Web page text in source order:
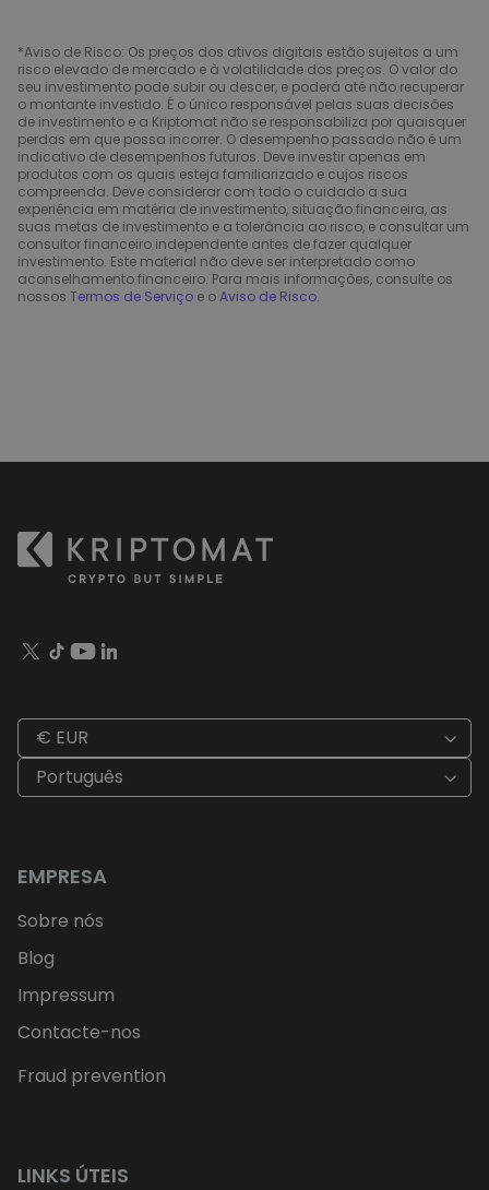
*Aviso de Risco: Os preços dos ativos digitais estão sujeitos a um
risco elevado de mercado e à volatilidade dos preços. O valor do
seu investimento pode subir ou descer, e poderá até não recuperar
o montante investido. É o único responsável pelas suas decisões
de investimento e a Kriptomat não se responsabiliza por quaisquer
perdas em que possa incorrer. O desempenho passado não é um
indicativo de desempenhos futuros. Deve investir apenas em
produtos com os quais esteja familiarizado e cujos riscos
compreenda. Deve considerar com todo o cuidado a sua
experiência em matéria de investimento, situação financeira, as
suas metas de investimento e a tolerância ao risco, e consultar um
consultor financeiro independente antes de fazer qualquer
investimento. Este material não deve ser interpretado como
aconselhamento financeiro. Para mais informações, consulte os
nossos Termos de Serviço e oAviso de Risco.
€ EUR
Português
EMPRESA
Sobre nós
Blog
Impressum
Contacte-nos
Fraud prevention
LINKS ÚTEIS